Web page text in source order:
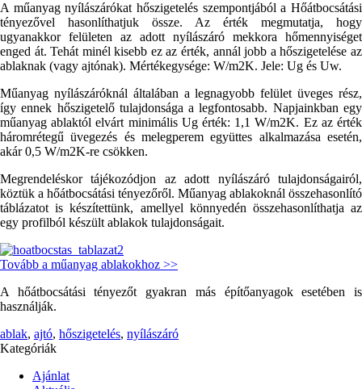
A műanyag nyílászárókat hőszigetelés szempontjából a Hőátbocsátási
tényezővel hasonlíthatjuk össze. Az érték megmutatja, hogy
ugyanakkor felületen az adott nyílászáró mekkora hőmennyiséget
enged át. Tehát minél kisebb ez az érték, annál jobb a hőszigetelése az
ablaknak (vagy ajtónak). Mértékegysége: W/m2K. Jele: Ug és Uw.
Műanyag nyílászáróknál általában a legnagyobb felület üveges rész,
így ennek hőszigetelő tulajdonsága a legfontosabb. Napjainkban egy
műanyag ablaktól elvárt minimális Ug érték: 1,1 W/m2K. Ez az érték
háromrétegű üvegezés és melegperem együttes alkalmazása esetén,
akár 0,5 W/m2K-re csökken.
Megrendeléskor tájékozódjon az adott nyílászáró tulajdonságairól,
köztük a hőátbocsátási tényezőről. Műanyag ablakoknál összehasonlító
táblázatot is készítettünk, amellyel könnyedén összehasonlíthatja az
egy profilból készült ablakok tulajdonságait.
Tovább a műanyag ablakokhoz >>
A hőátbocsátási tényezőt gyakran más építőanyagok esetében is
használják.
ablak, ajtó, hőszigetelés, nyílászáró
Kategóriák
Ajánlat